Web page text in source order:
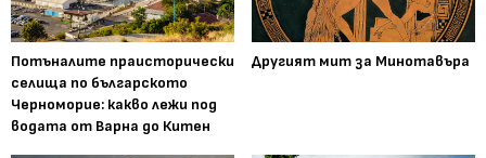
Потъналите праисторически
селища по българското
Черноморие: какво лежи под
водата от Варна до Китен
Другият мит за Минотавъра